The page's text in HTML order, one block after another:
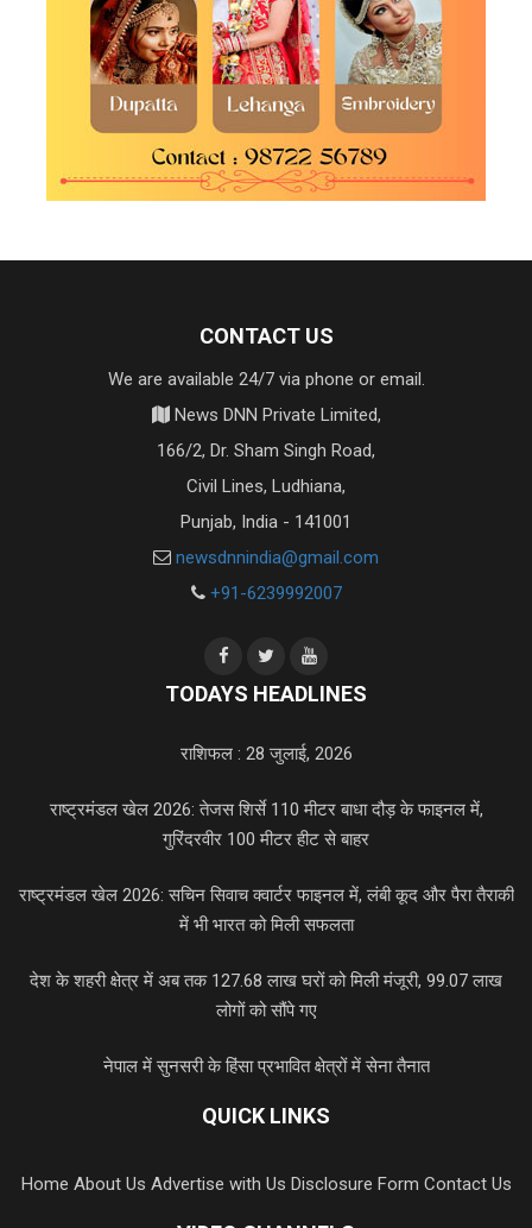
CONTACT US
We are available 24/7 via phone or email.
News DNN Private Limited,
166/2, Dr. Sham Singh Road,
Civil Lines, Ludhiana,
Punjab, India - 141001
newsdnnindia@gmail.com
+91-6239992007
TODAYS HEADLINES
राशिफल : 28 जुलाई, 2026
राष्ट्रमंडल खेल 2026: तेजस शिर्से 110 मीटर बाधा दौड़ के फाइनल में,
गुरिंदरवीर 100 मीटर हीट से बाहर
राष्ट्रमंडल खेल 2026: सचिन सिवाच क्वार्टर फाइनल में, लंबी कूद और पैरा तैराकी
में भी भारत को मिली सफलता
देश के शहरी क्षेत्र में अब तक 127.68 लाख घरों को मिली मंजूरी, 99.07 लाख
लोगों को सौंपे गए
नेपाल में सुनसरी के हिंसा प्रभावित क्षेत्रों में सेना तैनात
QUICK LINKS
Home About Us Advertise with Us Disclosure Form Contact Us